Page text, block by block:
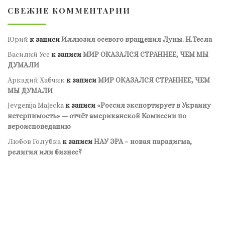
СВЕЖИЕ КОММЕНТАРИИ
Юрий к записиИллюзия осевого вращения Луны. Н.Тесла
Василий Усс к записиМИР ОКАЗАЛСЯ СТРАННЕЕ, ЧЕМ МЫ
ДУМАЛИ
Аркадий Хабчик к записиМИР ОКАЗАЛСЯ СТРАННЕЕ, ЧЕМ
МЫ ДУМАЛИ
Jevgenija Maļeckaк записи«Россия экспортирует в Украину
нетерпимость» — отчёт американской Комиссии по
вероисповеданию
Любов Голубка к записиНАУ ЭРА – новая парадигма,
религия или бизнес?